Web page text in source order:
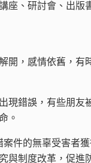
座、研討會、出版
開，感情依舊，有
現錯誤，有些朋友
。
件的無辜受害者
與制度改革，促進